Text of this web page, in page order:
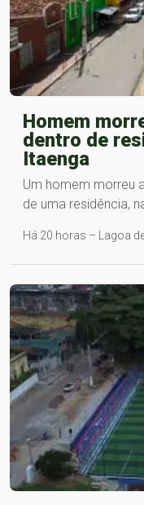
Homem
dentro de
Itaenga
Um homem morreu
de uma residência,
Há 20 horas – Lagoa